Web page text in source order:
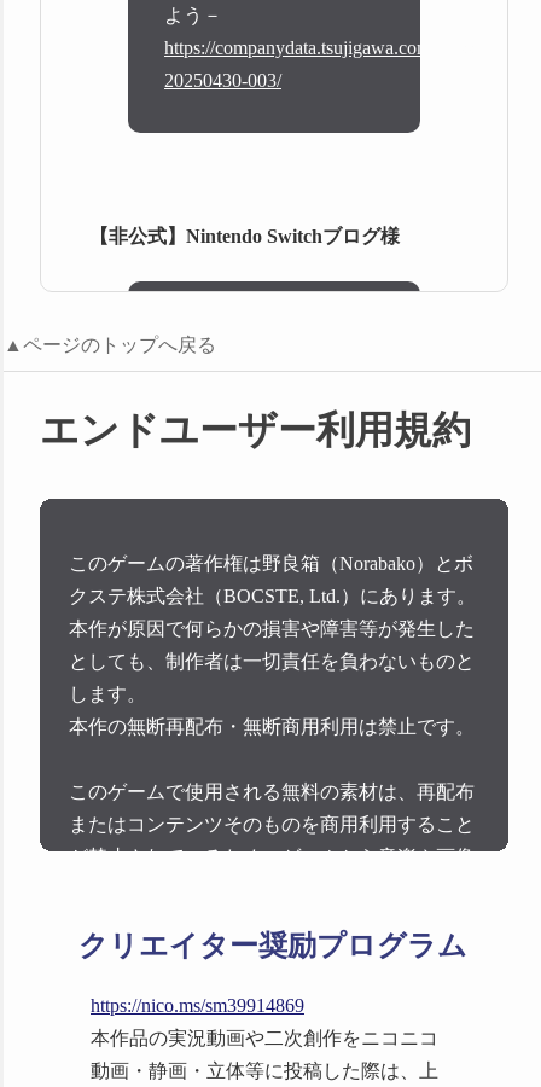
よう－
https://companydata.tsujigawa.com/press-
20250430-003/
【非公式】Nintendo Switchブログ様
Switch用ソフト『市立カ
クレザ図書館』が2025年
https://ninten-
kakureza-for-nintendo-
GamePress AI様
Switch版「市立カクレザ
図書館」5/1発売！司書体
験アドベンチャー700円
VOIX edu様
▲ページのトップへ戻る
エンドユーザー利用規約
このゲームの著作権は野良箱（Norabako）とボ
クステ株式会社（BOCSTE, Ltd.）にあります。
本作が原因で何らかの損害や障害等が発生した
としても、制作者は一切責任を負わないものと
します。
本作の無断再配布・無断商用利用は禁止です。
このゲームで使用される無料の素材は、再配布
またはコンテンツそのものを商用利用すること
が禁止されているため、ゲームから音楽や画像
とは関係がありません。
クリエイター奨励プログラム
https://nico.ms/sm39914869
本作品の実況動画や二次創作をニコニコ
動画・静画・立体等に投稿した際は、上